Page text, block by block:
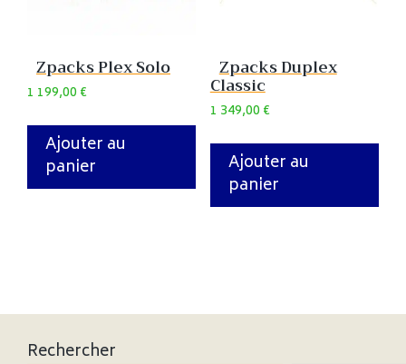
Zpacks Plex Solo
1 199,00€
Ajouter au
panier
Zpacks Duplex
Classic
1 349,00€
Ajouter au
panier
Rechercher